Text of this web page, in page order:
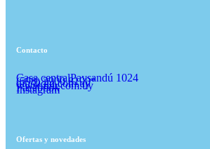
Contacto
Casa centralPaysandú 1024
(598) 2900 8190*
diu@diu.com.uy
www.diu.com.uy
Facebook
Instagram
Ofertas y novedades